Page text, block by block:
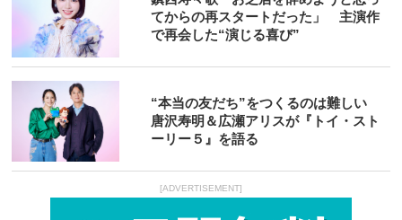
てからの再スタートだった」 主演作
で再会した“演じる喜び”
“本当の友だち”をつくるのは難しい
唐沢寿明＆広瀬アリスが『トイ・スト
ーリー５』を語る
[ADVERTISEMENT]